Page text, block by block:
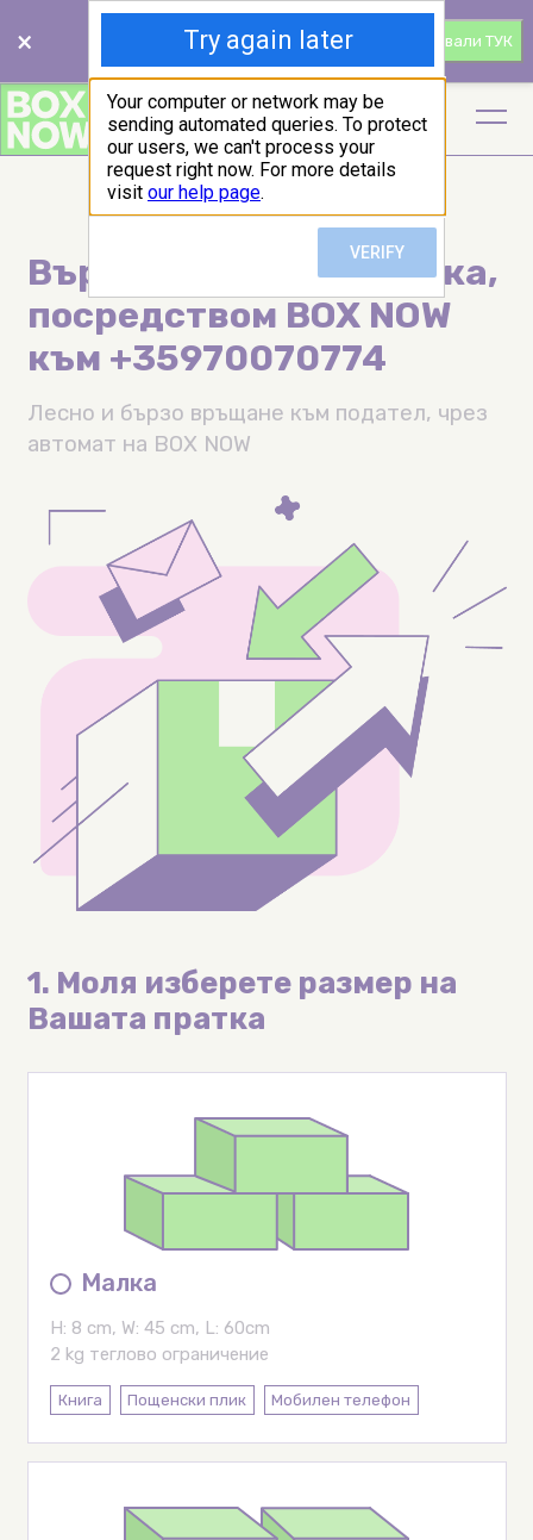
×
Свали BOX NOW
приложението!
Свали ТУК
Върнете Вашата пратка,
посредством BOX NOW
към +35970070774
Лесно и бързо връщане към подател, чрез
автомат на BOX NOW
1. Моля изберете размер на
Вашата пратка
Малка
H: 8 cm, W: 45 cm, L: 60cm
2 kg теглово ограничение
Книга Пощенски плик Мобилен телефон